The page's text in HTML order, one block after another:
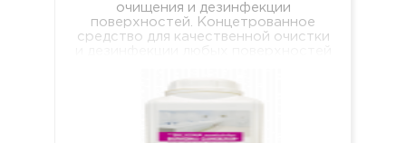
очищения и дезинфекции
поверхностей. Концетрованное
средство для качественной очистки
раковины, ванны, душевые поддоны
и т.п.). Средство…